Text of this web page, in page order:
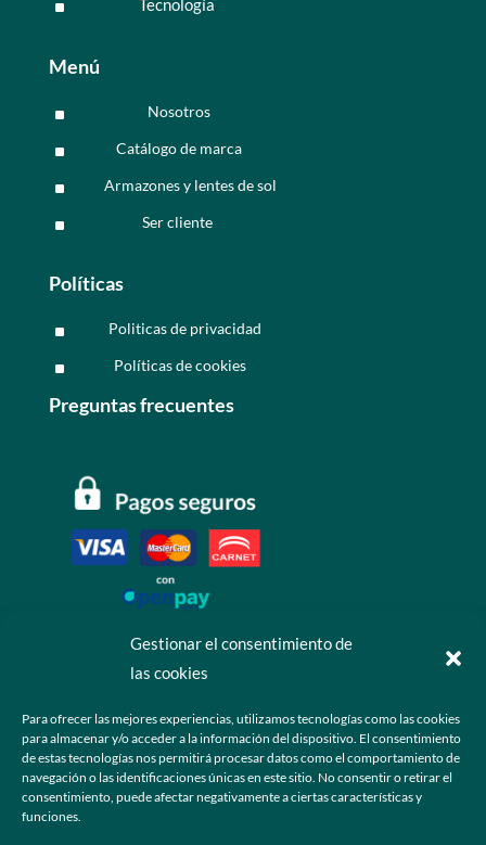
Gestionar el consentimiento de
las cookies
Para ofrecer las mejores experiencias, utilizamos tecnologías como las cookies
para almacenar y/o acceder a la información del dispositivo. El consentimiento
de estas tecnologías nos permitirá procesar datos como el comportamiento de
navegación o las identificaciones únicas en este sitio. No consentir o retirar el
consentimiento, puede afectar negativamente a ciertas características y
funciones.
^ Tecnología
Menú
^ Nosotros
^ Catálogo de marca
^ Armazones y lentes de sol
^ Ser cliente
Políticas
^ Politicas de privacidad
^ Políticas de cookies
Preguntas frecuentes
 +52 55 6173 7725 (Ventas)
 hola@grupo-omk.com